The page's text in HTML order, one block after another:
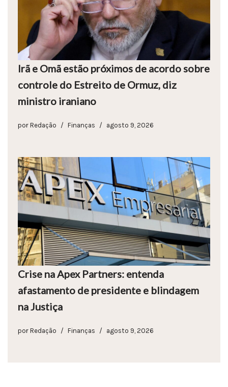
Irã e Omã estão próximos de acordo sobre
controle do Estreito de Ormuz, diz
ministro iraniano
por Redação Finanças agosto 9, 2026
Crise na Apex Partners: entenda
afastamento de presidente e blindagem
na Justiça
por Redação Finanças agosto 9, 2026